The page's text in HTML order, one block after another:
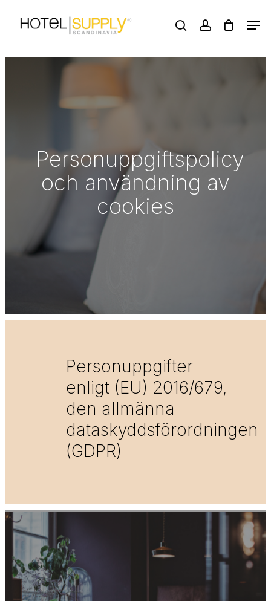
searchaccount
Personuppgiftspolicy
och användning av
cookies
Personuppgifter
enligt (EU) 2016/679,
den allmänna
dataskyddsförordningen
(GDPR)